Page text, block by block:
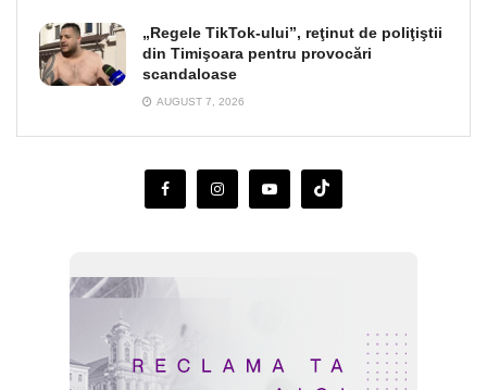
„Regele TikTok-ului”, reţinut de poliţiştii
din Timişoara pentru provocări
scandaloase
AUGUST 7, 2026